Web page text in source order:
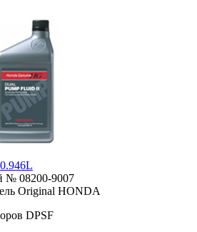
№ 08200-9007
Original HONDA
DPSF